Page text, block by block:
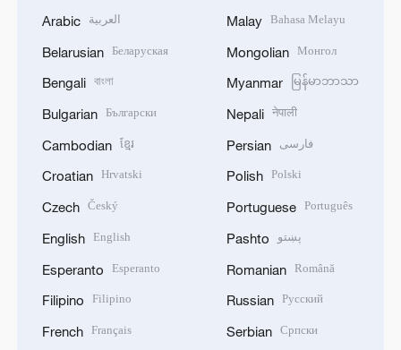
Arabic العربية
Belarusian Беларуская
Bengali বাংলা
Bulgarian Български
Cambodian ខ្មែរ
Croatian Hrvatski
Czech Český
English English
Esperanto Esperanto
Filipino Filipino
French Français
Malay Bahasa Melayu
Mongolian Монгол
Myanmar မြန်မာဘာသာ
Nepali नेपाली
Persian فارسی
Polish Polski
Portuguese Português
Pashto پښتو
Romanian Română
Russian Русский
Serbian Српски